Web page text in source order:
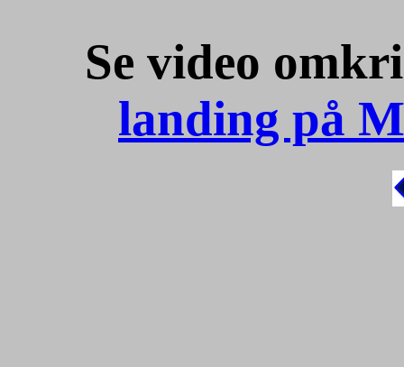
Se video
landing på